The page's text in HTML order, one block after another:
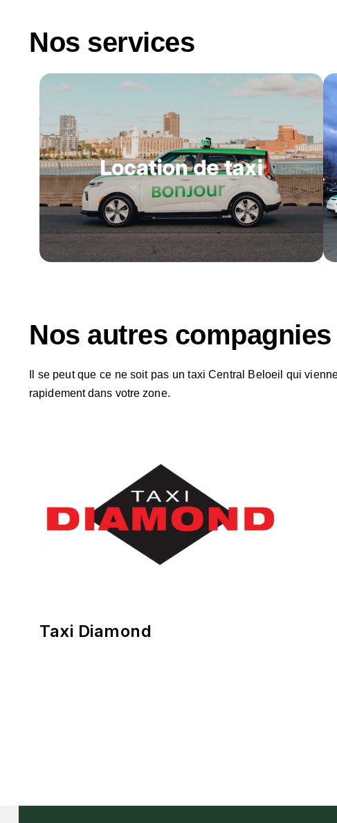
Nos services
Nos autres
Il se peut que ce ne soit pas un taxi Central Beloeil qui
rapidement dans votre zone.
Taxi Diamond